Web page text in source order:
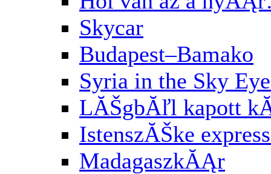
Skycar
Budapest–Bamako
Syria in the Sky
LĂŠgbĂľl kapott
IstenszĂŠke
MadagaszkĂĄr